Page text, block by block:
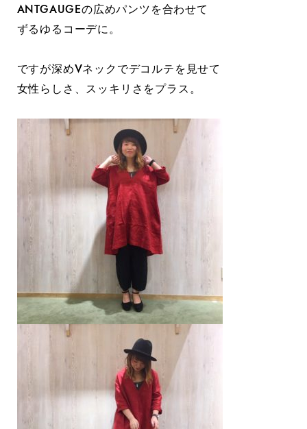
ANTGAUGEの広めパンツを合わせて
ずるゆるコーデに。
ですが深めVネックでデコルテを見せて
女性らしさ、スッキリさをプラス。